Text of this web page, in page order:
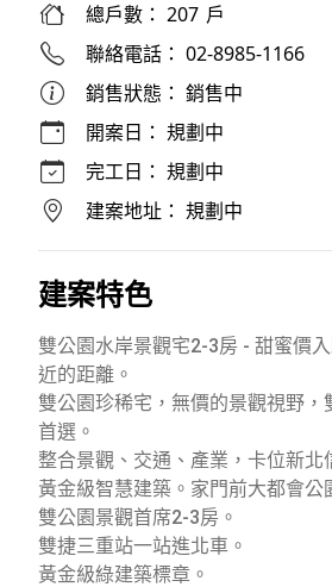
總戶數： 207 戶
聯絡電話： 02-8985-1166
銷售狀態： 銷售中
開案日： 規劃中
完工日： 規劃中
建案地址： 規劃中
建案特色
雙公園水岸景觀宅2-3房 - 甜蜜價
近的距離。
雙公園珍稀宅，無價的景觀視野，
首選。
整合景觀、交通、產業，卡位新北
黃金級智慧建築。家門前大都會公
雙公園景觀首席2-3房。
雙捷三重站一站進北車。
黃金級綠建築標章。